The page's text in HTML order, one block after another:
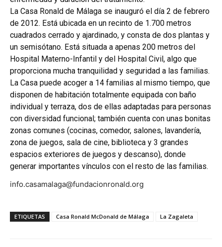
La Casa Ronald de Málaga se inauguró el día 2 de febrero
de 2012. Está ubicada en un recinto de 1.700 metros
cuadrados cerrado y ajardinado, y consta de dos plantas y
un semisótano. Está situada a apenas 200 metros del
Hospital Materno-Infantil y del Hospital Civil, algo que
proporciona mucha tranquilidad y seguridad a las familias.
La Casa puede acoger a 14 familias al mismo tiempo, que
disponen de habitación totalmente equipada con baño
individual y terraza, dos de ellas adaptadas para personas
con diversidad funcional; también cuenta con unas bonitas
zonas comunes (cocinas, comedor, salones, lavandería,
zona de juegos, sala de cine, biblioteca y 3 grandes
espacios exteriores de juegos y descanso), donde
generar importantes vínculos con el resto de las familias.
info.casamalaga@fundacionronald.org
ETIQUETAS Casa Ronald McDonald de Málaga La Zagaleta